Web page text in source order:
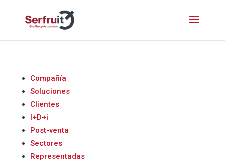
Compañía
Soluciones
Clientes
I+D+i
Post-venta
Sectores
Representadas